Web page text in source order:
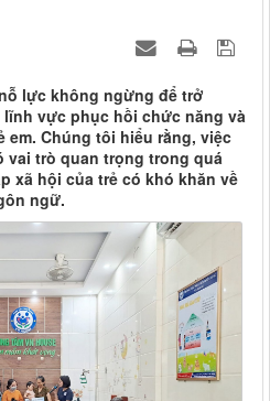
lực không ngừng để trở
vực phục hồi chức năng và
em. Chúng tôi hiểu rằng, việc
vai trò quan trọng trong quá
xã hội của trẻ có khó khăn về
ngữ.